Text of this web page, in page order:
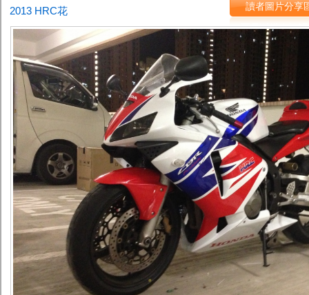
2013 HRC花 讀者圖片分享